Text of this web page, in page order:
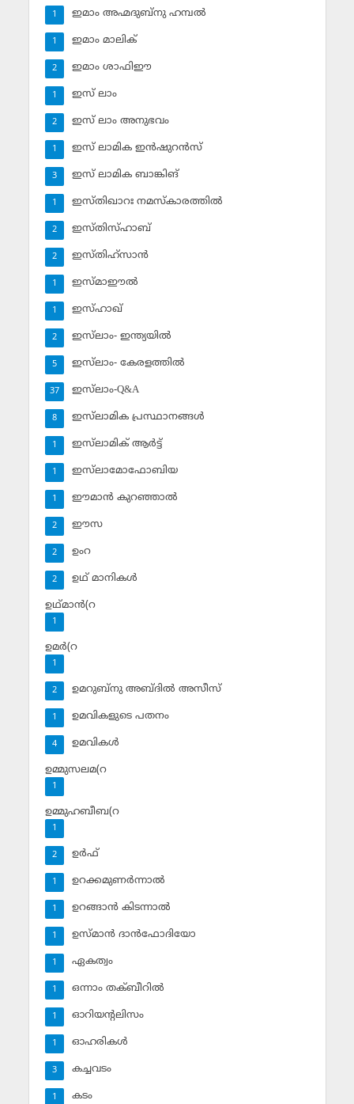
ഇമാം അഹ്മദുബ്‌നു ഹമ്പല്‍
1
ഇമാം മാലിക്
1
ഇമാം ശാഫിഈ
2
ഇസ് ലാം
1
ഇസ് ലാം അനുഭവം
2
ഇസ് ലാമിക ഇന്‍ഷുറന്‍സ്‌
1
ഇസ് ലാമിക ബാങ്കിങ്‌
3
ഇസ്തിഖാറഃ നമസ്‌കാരത്തില്‍
1
ഇസ്തിസ്ഹാബ്
2
ഇസ്തിഹ്‌സാന്‍
2
ഇസ്മാഈല്‍
1
ഇസ്ഹാഖ്‌
1
ഇസ്‌ലാം- ഇന്ത്യയില്‍
2
ഇസ്‌ലാം- കേരളത്തില്‍
5
ഇസ്‌ലാം-Q&A
37
ഇസ്‌ലാമിക പ്രസ്ഥാനങ്ങള്‍
8
ഇസ്‌ലാമിക് ആര്‍ട്ട്
1
ഇസ്‌ലാമോഫോബിയ
1
ഈമാന്‍ കുറഞ്ഞാല്‍
1
ഈസ
2
ഉംറ
2
ഉഥ് മാനികള്‍
2
ഉഥ്മാന്‍(റ
1
ഉമര്‍(റ
1
ഉമറുബ്‌നു അബ്ദില്‍ അസീസ്‌
2
ഉമവികളുടെ പതനം
1
ഉമവികള്‍
4
ഉമ്മുസലമ(റ
1
ഉമ്മുഹബീബ(റ
1
ഉര്‍ഫ്
2
ഉറക്കമുണര്‍ന്നാല്‍
1
ഉറങ്ങാന്‍ കിടന്നാല്‍
1
ഉസ്മാന്‍ ദാന്‍ഫോദിയോ
1
ഏകത്വം
1
ഒന്നാം തക്ബീറില്‍
1
ഓറിയന്റലിസം
1
ഓഹരികള്‍
1
കച്ചവടം
3
കടം
1